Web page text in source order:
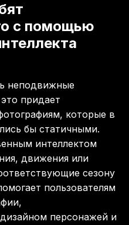
с помощью
неподвижные
придает
которые в
бы статичными.
интеллектом
движения или
сезону
пользователям
персонажей и